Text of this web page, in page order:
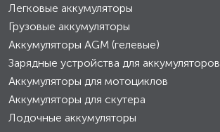
Легковые аккумуляторы
Грузовые аккумуляторы
Аккумуляторы AGM (гелевые)
Зарядные устройства для аккумуляторов
Аккумуляторы для мотоциклов
Аккумуляторы для скутера
Лодочные аккумуляторы